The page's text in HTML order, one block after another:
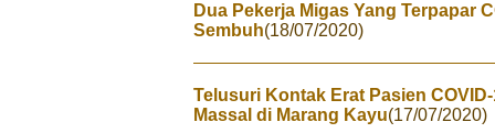
Dua Pekerja Migas Yang Terpapar
Sembuh(18/07/2020)
Telusuri Kontak Erat Pasien
Massal di Marang Kayu(17/07/2020)